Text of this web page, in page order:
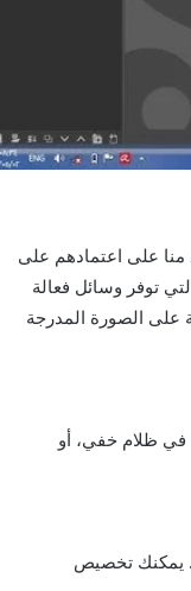
منا على اعتمادهم على
توفر وسائل فعالة
على الصورة المدرجة
في ظلام خفي، أو
يمكنك تخصيص